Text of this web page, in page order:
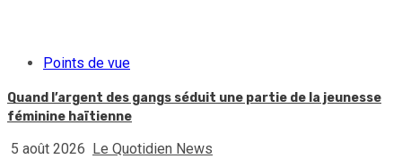
Points de vue
Quand l’argent des gangs séduit une partie de la jeunesse
féminine haïtienne
5 août 2026 Le Quotidien News